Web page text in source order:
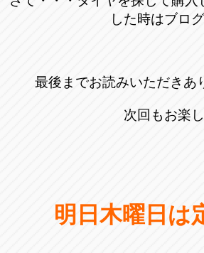
した時はブロ
最後までお読みいただきあ
次回もお楽
明日木曜日